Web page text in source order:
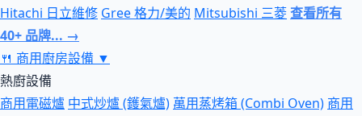
Hitachi 日立維修 Gree 格力/美的 Mitsubishi 三菱查看所有
40+ 品牌... →
🍴 商用廚房設備 ▼
熱廚設備
商用電磁爐 中式炒爐 (鑊氣爐) 萬用蒸烤箱 (Combi Oven) 商用